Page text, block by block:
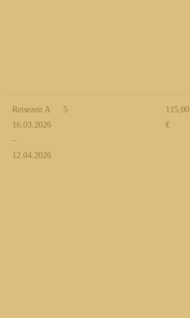
Reisezeit A
16.03.2026
–
12.04.2026
5
115,00
€